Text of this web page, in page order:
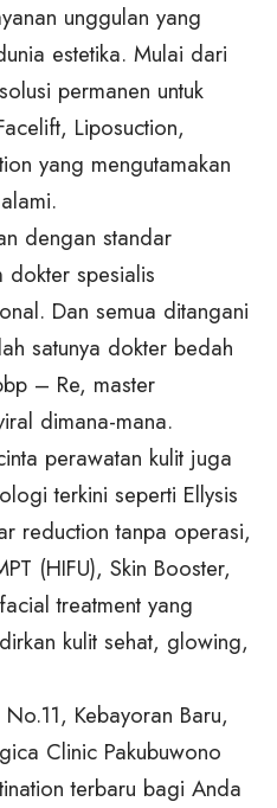
unggulan yang
estetika. Mulai dari
permanen untuk
Liposuction,
yang mengutamakan
dengan standar
dokter spesialis
Dan semua ditangani
satunya dokter bedah
– Re, master
dimana-mana.
perawatan kulit juga
terkini seperti Ellysis
reduction tanpa operasi,
(HIFU), Skin Booster,
treatment yang
kulit sehat, glowing,
Kebayoran Baru,
Clinic Pakubuwono
terbaru bagi Anda